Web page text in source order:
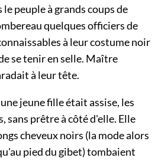
peuple à grands coups de
quelques officiers de
à leur costume noir
se tenir en selle. Maître
à leur tête.
jeune fille était assise, les
sans prêtre à côté d'elle. Elle
cheveux noirs (la mode alors
pied du gibet) tombaient